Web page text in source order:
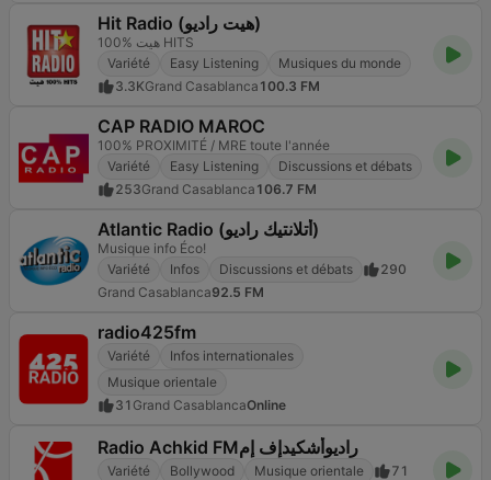
Hit Radio (هيت راديو)
هيت %100 HITS
Variété
Easy Listening
Musiques du monde
3.3KGrand Casablanca 100.3 FM
CAP RADIO MAROC
100% PROXIMITÉ / MRE toute l'année
Variété
Easy Listening
Discussions et débats
253Grand Casablanca 106.7 FM
Atlantic Radio (أتلانتيك راديو)
Musique info Éco!
Variété
Infos Discussions et débats
290
Grand Casablanca92.5 FM
radio425fm
Variété
Infos internationales
Musique orientale
31 Grand CasablancaOnline
Radio Achkid FMراديوأشكيدإف إم
Variété Bollywood Musique orientale
71